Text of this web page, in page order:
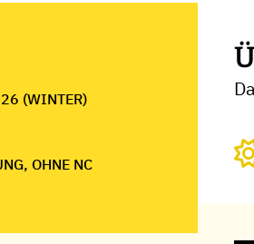
(WINTER)
OHNE NC